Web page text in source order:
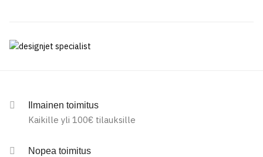
Ilmainen toimitus
Kaikille yli 100€ tilauksille
Nopea toimitus